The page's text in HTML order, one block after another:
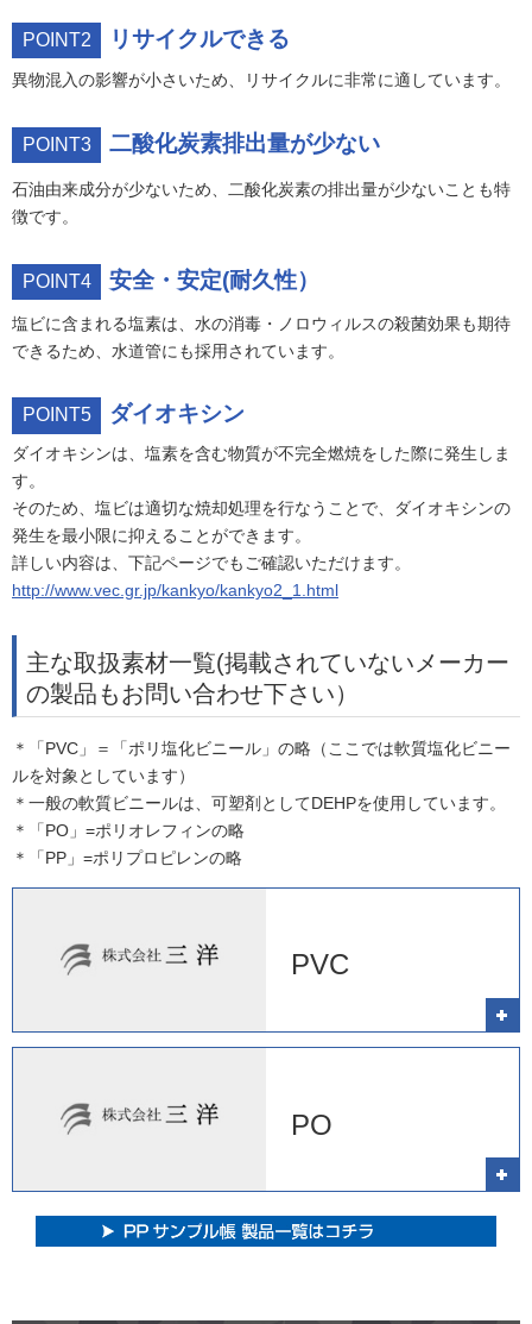
POINT2 リサイクルできる
異物混入の影響が小さいため、リサイクルに非常に適しています。
POINT3 二酸化炭素排出量が少ない
石油由来成分が少ないため、二酸化炭素の排出量が少ないことも特
徴です。
POINT4 安全・安定(耐久性）
塩ビに含まれる塩素は、水の消毒・ノロウィルスの殺菌効果も期待
できるため、水道管にも採用されています。
POINT5 ダイオキシン
ダイオキシンは、塩素を含む物質が不完全燃焼をした際に発生しま
す。
そのため、塩ビは適切な焼却処理を行なうことで、ダイオキシンの
発生を最小限に抑えることができます。
詳しい内容は、下記ページでもご確認いただけます。
http://www.vec.gr.jp/kankyo/kankyo2_1.html
主な取扱素材一覧(掲載されていないメーカー
の製品もお問い合わせ下さい）
＊「PVC」＝「ポリ塩化ビニール」の略（ここでは軟質塩化ビニー
ルを対象としています）
＊一般の軟質ビニールは、可塑剤としてDEHPを使用しています。
＊「PO」=ポリオレフィンの略
＊「PP」=ポリプロピレンの略
PVC
PO